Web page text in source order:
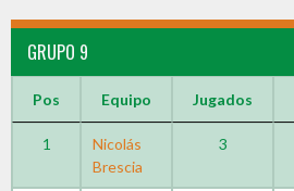
GRUPO 9
Pos Equipo Jugados
1
Nicolás
Brescia
3